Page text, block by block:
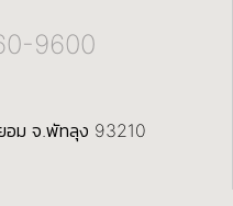
9600
อม จ.พัทลุง 93210